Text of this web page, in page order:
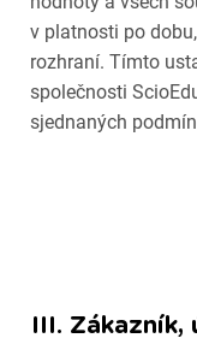
v platnosti po
rozhraní. Tímto
společnosti
sjednaných
III. Zákazník,